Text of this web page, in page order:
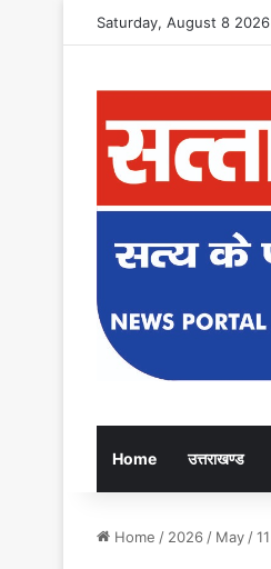
Saturday, August 8 2026
Home उत्तराखण्ड
Home / 2026 / May /11